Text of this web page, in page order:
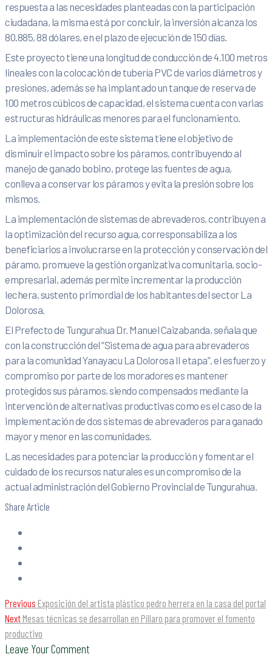
respuesta a las necesidades planteadas con la participación
ciudadana, la misma está por concluir, la inversión alcanza los
80.885, 88 dólares, en el plazo de ejecución de 150 días.
Este proyecto tiene una longitud de conducción de 4.100 metros
lineales con la colocación de tubería PVC de varios diámetros y
presiones, además se ha implantado un tanque de reserva de
100 metros cúbicos de capacidad, el sistema cuenta con varias
estructuras hidráulicas menores para el funcionamiento.
La implementación de este sistema tiene el objetivo de
disminuir el impacto sobre los páramos, contribuyendo al
manejo de ganado bobino, protege las fuentes de agua,
conlleva a conservar los páramos y evita la presión sobre los
mismos.
La implementación de sistemas de abrevaderos, contribuyen a
la optimización del recurso agua, corresponsabiliza a los
beneficiarios a involucrarse en la protección y conservación del
páramo, promueve la gestión organizativa comunitaria, socio-
empresarial, además permite incrementar la producción
lechera, sustento primordial de los habitantes del sector La
Dolorosa.
El Prefecto de Tungurahua Dr. Manuel Caizabanda, señala que
con la construcción del “Sistema de agua para abrevaderos
para la comunidad Yanayacu La Dolorosa II etapa”, el esfuerzo y
compromiso por parte de los moradores es mantener
protegidos sus páramos, siendo compensados mediante la
intervención de alternativas productivas como es el caso de la
implementación de dos sistemas de abrevaderos para ganado
mayor y menor en las comunidades.
Las necesidades para potenciar la producción y fomentar el
cuidado de los recursos naturales es un compromiso de la
actual administración del Gobierno Provincial de Tungurahua.
Share Article
Previous Exposición del artista plástico pedro herrera en la casa del portal
Next Mesas técnicas se desarrollan en Píllaro para promover el fomento
productivo
Leave Your Comment